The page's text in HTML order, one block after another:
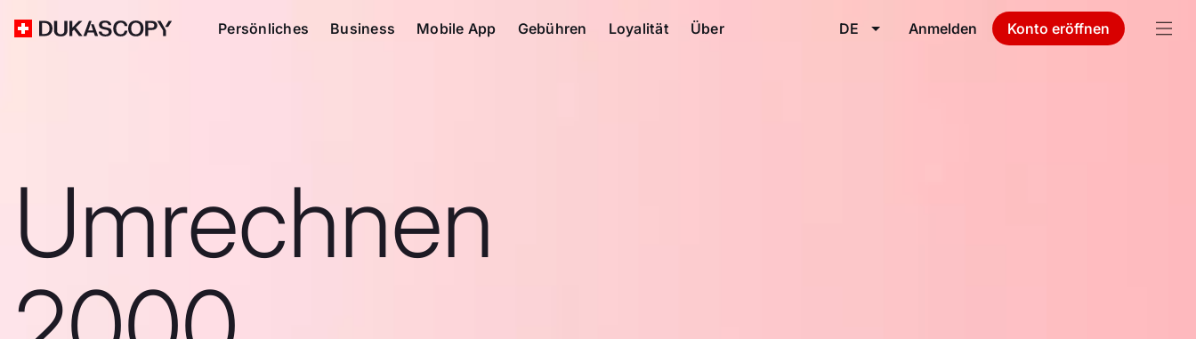
Persönliches Business Mobile App Gebühren Loyalität Über DE Anmelden Konto eröffnen
Umrechnen